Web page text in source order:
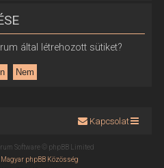
által létrehozott sütiket?
Kapcsolat
Software © phpBB Limited
Magyar phpBB Közösség